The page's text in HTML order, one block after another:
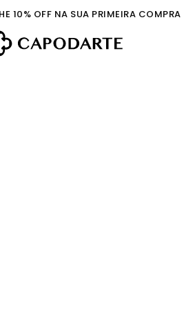
10% OFF NA SUA PRIMEIRA COMPRA